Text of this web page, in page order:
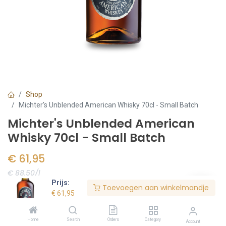
Prijs:
€ 61,95
Toevoegen aan winkelmandje
Home Search Orders Category Account
Shop
Michter's Unblended American Whisky 70cl - Small Batch
Michter's Unblended American
Whisky 70cl - Small Batch
€ 61,95
€ 88.50/l
Voorraad:1stuk(s)